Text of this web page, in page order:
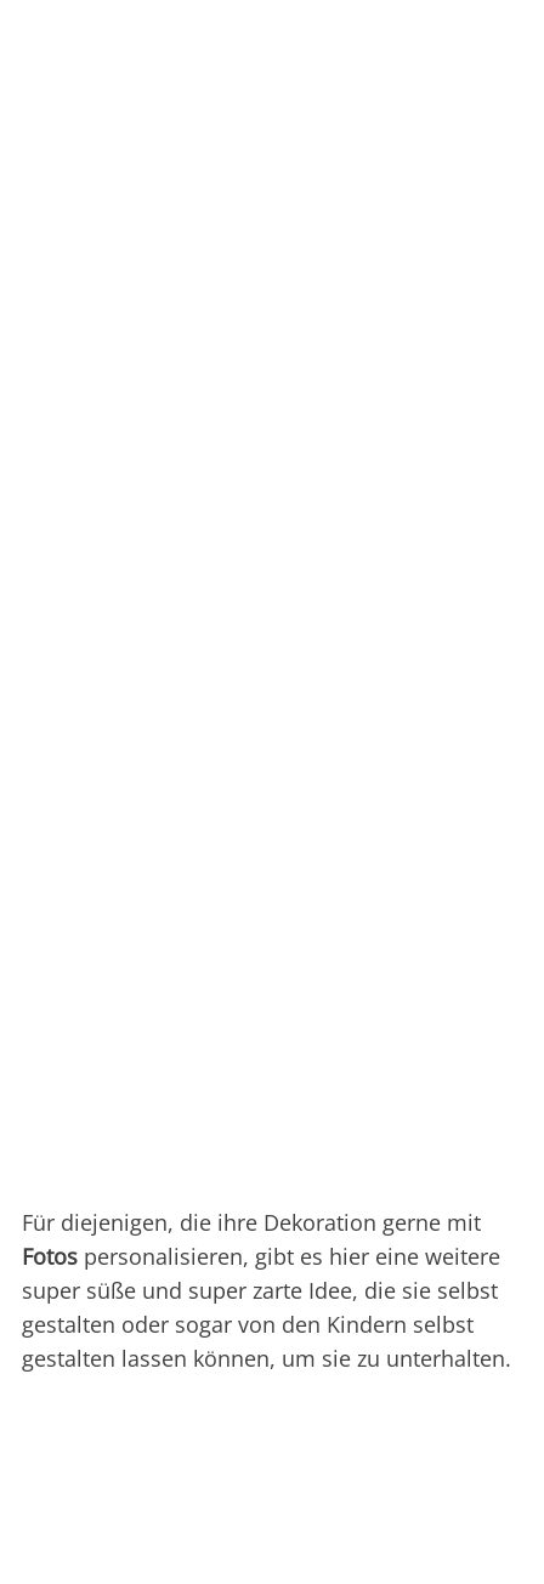
Für diejenigen, die ihre Dekoration gerne mit
Fotos personalisieren, gibt es hier eine weitere
super süße und super zarte Idee, die sie selbst
gestalten oder sogar von den Kindern selbst
gestalten lassen können, um sie zu unterhalten.